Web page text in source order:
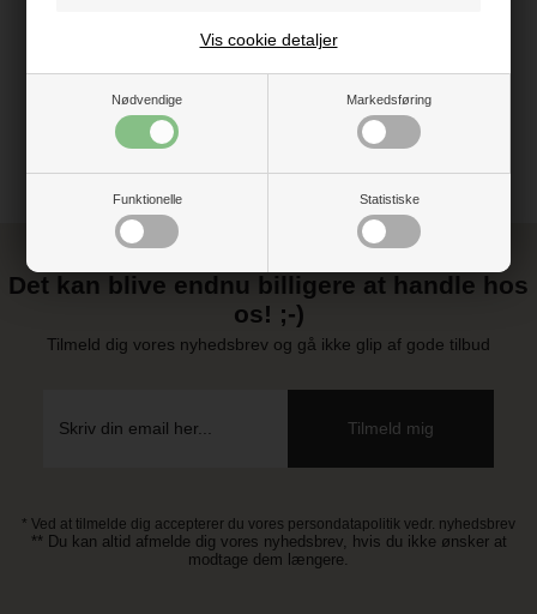
Nødvendige Markedsføring
Funktionelle Statistiske
Vis cookie detaljer
Vejledning
Det kan blive endnu billigere at handle hos
os! ;-)
Tilmeld dig vores nyhedsbrev og gå ikke glip af gode tilbud
* Ved at tilmelde dig accepterer du vores persondatapolitik vedr. nyhedsbrev
** Du kan altid afmelde dig vores nyhedsbrev, hvis du ikke ønsker at
modtage dem længere.